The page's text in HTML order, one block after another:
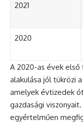
2021
2020
A 2020-as évek
alakulása jól tükrözi
amelyek évtizedek
gazdasági
egyértelműen